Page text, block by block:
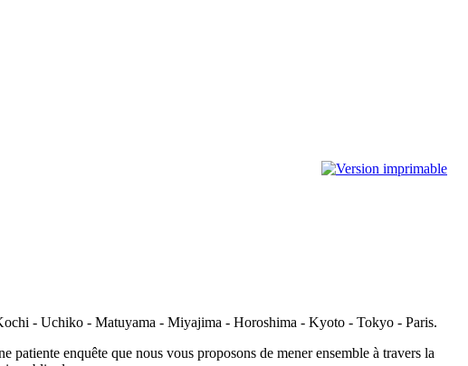
- Uchiko - Matuyama - Miyajima - Horoshima - Kyoto - Tokyo - Paris.
enquête que nous vous proposons de mener ensemble à travers la